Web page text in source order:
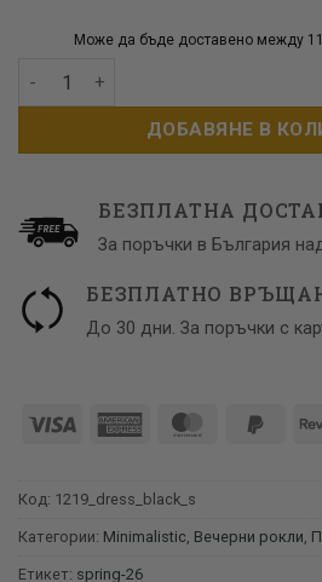
Може да бъде доставено между
количество за Кадифена черна
ДОБАВЯНЕ В
БЕЗПЛАТНА
За поръчки в България
БЕЗПЛАТНО
До 30 дни. За поръчки с
Visa
American MasterCard
Код: 1219_dress_black_s
Категории: Minimalistic, Вечерни рокли,
Етикет: spring-26